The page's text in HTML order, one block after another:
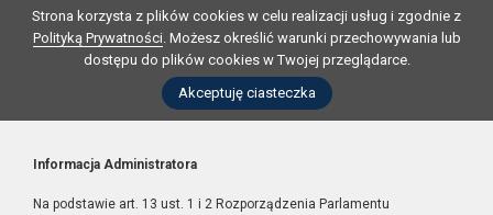
Strona korzysta z plików cookies w celu realizacji usług i zgodnie z
Polityką Prywatności. Możesz określić warunki przechowywania lub
dostępu do plików cookies w Twojej przeglądarce.
Akceptuję ciasteczka
Informacja Administratora
Na podstawie art. 13 ust. 1 i 2 Rozporządzenia Parlamentu